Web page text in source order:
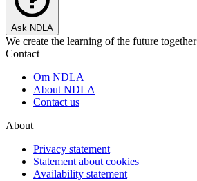
Ask NDLA
We create the learning of the future together
Contact
Om NDLA
About NDLA
Contact us
About
Privacy statement
Statement about cookies
Availability statement